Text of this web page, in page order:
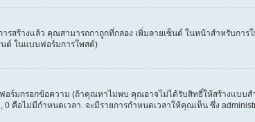
ร้างแล้ว คุณสามารถกาถูกที่กล่อง เพิ่มลายเซ็นต์ ในหน้าสำหรับกา
ต์ ในแบบฟอร์มการโพสต์)
กรอกข้อความ (ถ้าคุณหาไม่พบ คุณอาจไม่ได้รับสิทธิ์ให้สร้างแบบส
คือไม่มีกำหนดเวลา. จะมีรายการกำหนดเวลาให้คุณเห็น ซึ่ง